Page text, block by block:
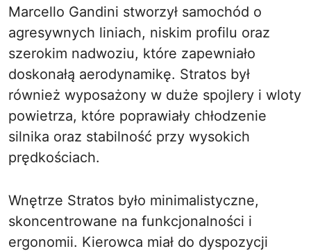
Marcello Gandini stworzył samochód o
agresywnych liniach, niskim profilu oraz
szerokim nadwoziu, które zapewniało
doskonałą aerodynamikę. Stratos był
również wyposażony w duże spojlery i wloty
powietrza, które poprawiały chłodzenie
silnika oraz stabilność przy wysokich
prędkościach.
Wnętrze Stratos było minimalistyczne,
skoncentrowane na funkcjonalności i
ergonomii. Kierowca miał do dyspozycji